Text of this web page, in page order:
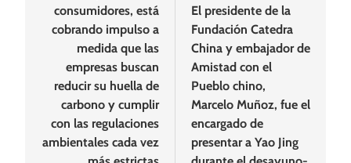
consumidores, está
cobrando impulso a
medida que las
empresas buscan
reducir su huella de
carbono y cumplir
con las regulaciones
ambientales cada vez
El presidente de la
Fundación Catedra
China y embajador de
Amistad con el
Pueblo chino,
Marcelo Muñoz, fue el
encargado de
presentar a Yao Jing